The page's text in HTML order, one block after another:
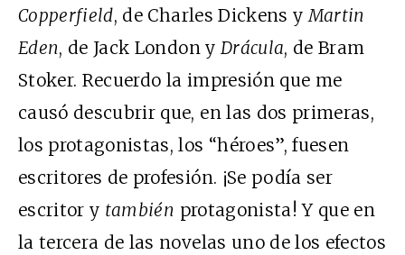
Copperfield, de Charles Dickens yMartin
Eden, de Jack London y Drácula, de Bram
Stoker. Recuerdo la impresión que me
causó descubrir que, en las dos primeras,
los protagonistas, los “héroes”, fuesen
escritores de profesión. ¡Se podía ser
escritor y también protagonista! Y que en
la tercera de las novelas uno de los efectos